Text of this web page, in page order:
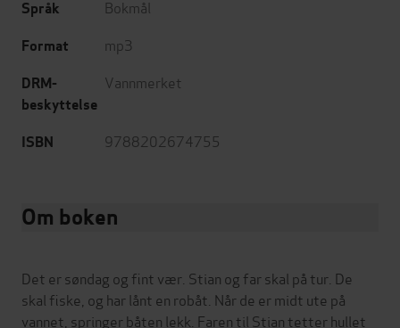
Språk Bokmål
Format mp3
DRM-
beskyttelse
Vannmerket
ISBN 9788202674755
Om boken
Det er søndag og fint vær. Stian og far skal på tur. De
skal fiske, og har lånt en robåt. Når de er midt ute på
vannet, springer båten lekk. Faren til Stian tetter hullet